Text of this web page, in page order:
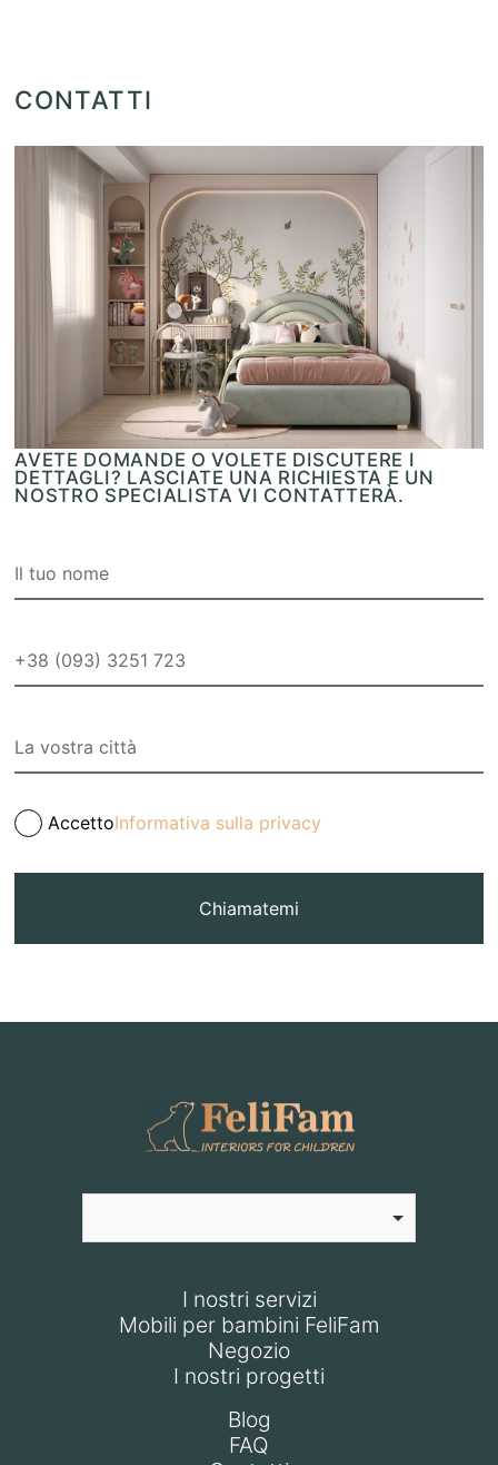
CONTATTI
AVETE DOMANDE O VOLETE DISCUTERE I
DETTAGLI? LASCIATE UNA RICHIESTA E UN
NOSTRO SPECIALISTA VI CONTATTERÀ.
AccettoInformativa sulla privacy
Chiamatemi
I nostri servizi
Mobili per bambini FeliFam
Negozio
I nostri progetti
Blog
FAQ